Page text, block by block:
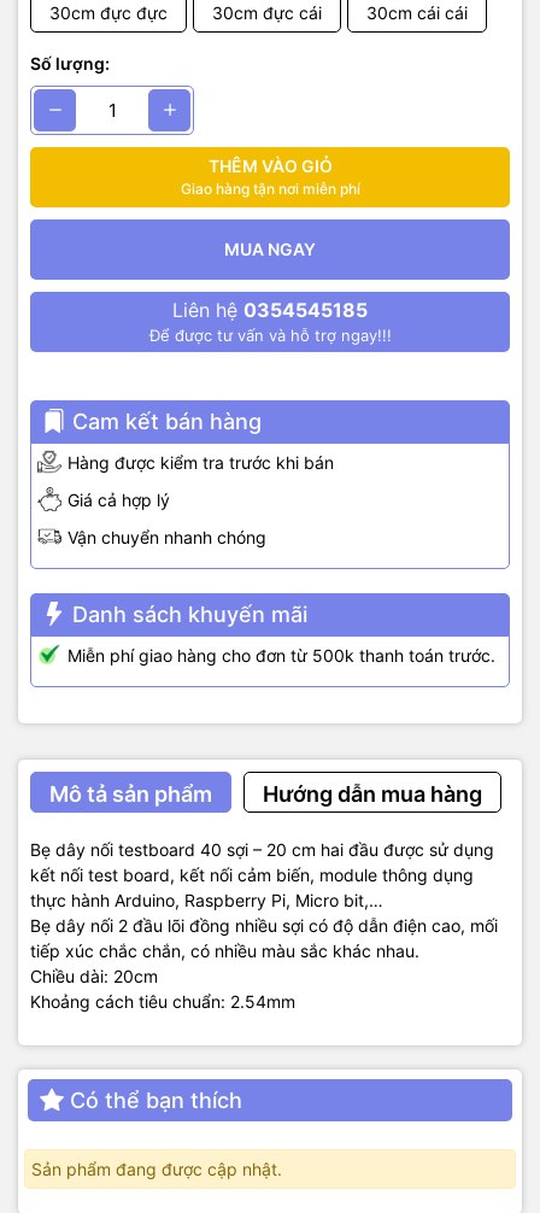
30cm đực đực 30cm đực cái 30cm cái cái
Số lượng:
THÊM VÀO GIỎ
Giao hàng tận nơi miễn phí
MUA NGAY
Liên hệ 0354545185
Để được tư vấn và hỗ trợ ngay!!!
Cam kết bán hàng
Hàng được kiểm tra trước khi bán
Giá cả hợp lý
Vận chuyển nhanh chóng
Danh sách khuyến mãi
Miễn phí giao hàng cho đơn từ 500k thanh toán trước.
Mô tả sản phẩm Hướng dẫn mua hàng
Bẹ dây nối testboard 40 sợi – 20 cm hai đầu được sử dụng
kết nối test board, kết nối cảm biến, module thông dụng
thực hành Arduino, Raspberry Pi, Micro bit,…
Bẹ dây nối 2 đầu lõi đồng nhiều sợi có độ dẫn điện cao, mối
tiếp xúc chắc chắn, có nhiều màu sắc khác nhau.
Chiều dài: 20cm
Khoảng cách tiêu chuẩn: 2.54mm
Có thể bạn thích
Sản phẩm đang được cập nhật.